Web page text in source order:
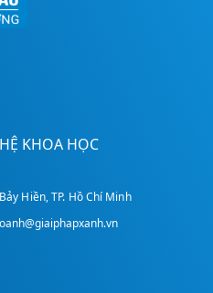
KHOA HỌC
Hiền, TP. Hồ Chí Minh